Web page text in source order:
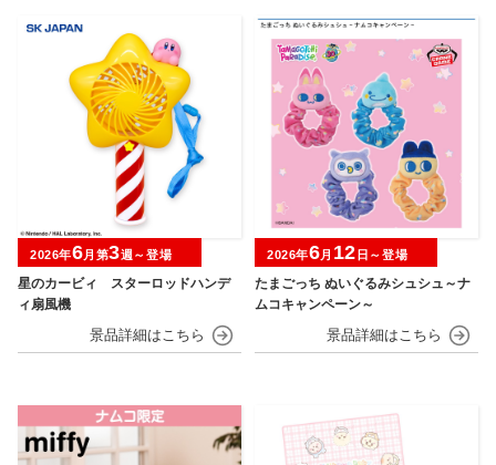
星のカービィ スターロッドハンデ
ィ扇風機
2026年6月第3週～登場
たまごっち ぬいぐるみシュシュ～ナ
ムコキャンペーン～
2026年6月 12 日～登場